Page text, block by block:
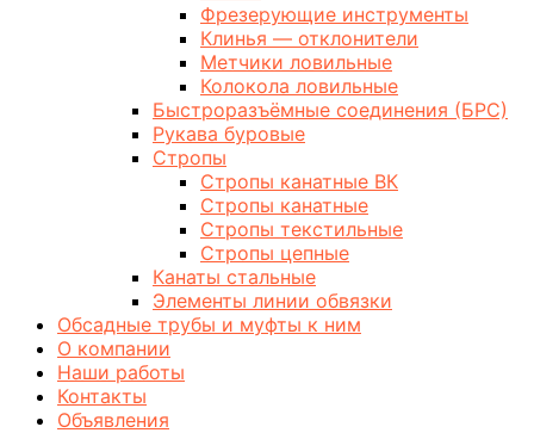
Фрезерующие инструменты
Клинья — отклонители
Метчики ловильные
Колокола ловильные
Быстроразъёмные соединения (БРС)
Рукава буровые
Стропы
Стропы канатные ВК
Стропы канатные
Стропы текстильные
Стропы цепные
Канаты стальные
Элементы линии обвязки
Обсадные трубы и муфты к ним
О компании
Наши работы
Контакты
Объявления